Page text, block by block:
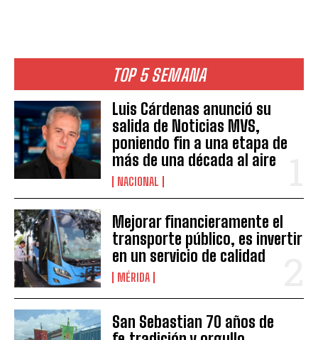
TOP 5 SEMANA
Luis Cárdenas anunció su
salida de Noticias MVS,
poniendo fin a una etapa de
más de una década al aire
NACIONAL
Mejorar financieramente el
transporte público, es invertir
en un servicio de calidad
MÉRIDA
San Sebastian 70 años de